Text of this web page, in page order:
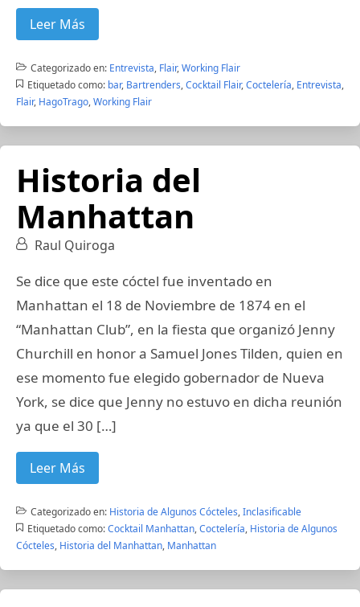
Leer Más
Categorizado en: Entrevista, Flair,Working Flair
Etiquetado como: bar, Bartrenders,Cocktail Flair,Coctelería, Entrevista,
Flair, HagoTrago,Working Flair
Historia del
Manhattan
Raul Quiroga
Se dice que este cóctel fue inventado en
Manhattan el 18 de Noviembre de 1874 en el
“Manhattan Club”, en la fiesta que organizó Jenny
Churchill en honor a Samuel Jones Tilden, quien en
ese momento fue elegido gobernador de Nueva
York, se dice que Jenny no estuvo en dicha reunión
ya que el 30 […]
Leer Más
Categorizado en: Historia de Algunos Cócteles,Inclasificable
Etiquetado como: Cocktail Manhattan,Coctelería, Historia de Algunos
Cócteles, Historia del Manhattan, Manhattan